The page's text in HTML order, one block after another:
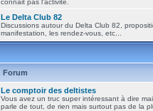
connait pas l'activité.
Le Delta Club 82
Discussions autour du Delta Club 82,
manifestation, les rendez-vous, etc...
Forum
Le comptoir des deltistes
Vous avez un truc super intéressant à dire
parle de tout, de rien mais surtout pas de la